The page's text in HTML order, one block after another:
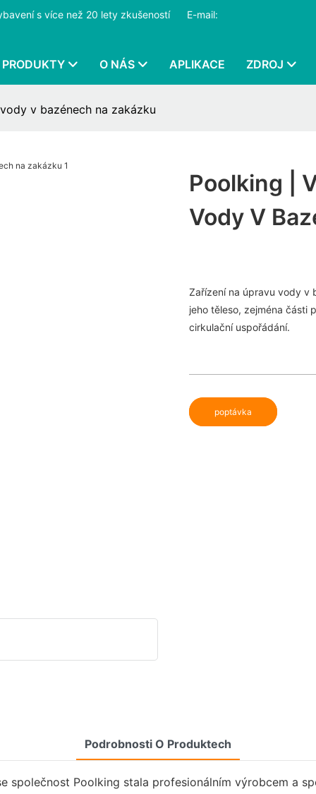
s více než 20 lety zkušeností E-mail:
PRODUKTY O NÁS APLIKACE ZDROJ
v bazénech na zakázku
Poolking |
Vody V
Zařízení na úpravu vody v
jeho těleso, zejména části
cirkulační uspořádání.
poptávka
Podrobnosti O Produktech
společnost Poolking stala profesionálním výrobcem a